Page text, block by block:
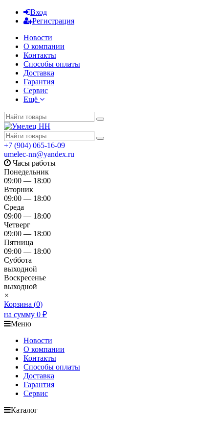
Вход
Регистрация
Новости
О компании
Контакты
Способы оплаты
Доставка
Гарантия
Сервис
Ещё
+7 (904) 065-16-09
umelec-nn@yandex.ru
Часы работы
Понедельник
09:00 — 18:00
Вторник
09:00 — 18:00
Среда
09:00 — 18:00
Четверг
09:00 — 18:00
Пятница
09:00 — 18:00
Суббота
выходной
Воскресенье
выходной
×
Корзина (0)
на сумму 0 ₽
Меню
Новости
О компании
Контакты
Способы оплаты
Доставка
Гарантия
Сервис
Каталог